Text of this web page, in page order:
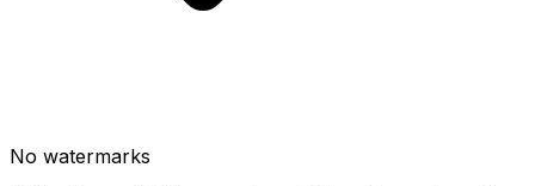
No watermarks